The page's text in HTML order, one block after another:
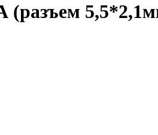
(разъем